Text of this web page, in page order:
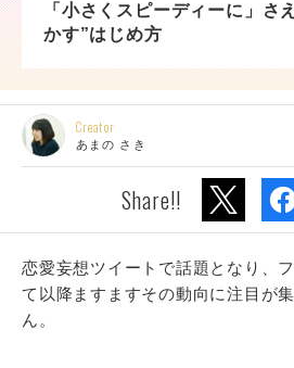
「小さくスピーディーに」さ
かす”はじめ方
Creator
あまの さき
Share!!
恋愛妄想ツイートで話題となり、
て以降ますますその動向に注目が
ん。